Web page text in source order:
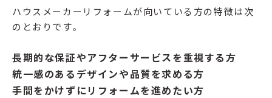
ハウスメーカーリフォームが向いている方の特徴は次
のとおりです。
長期的な保証やアフターサービスを重視する方
統一感のあるデザインや品質を求める方
手間をかけずにリフォームを進めたい方